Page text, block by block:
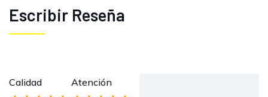
Escribir Reseña
Calidad Atención